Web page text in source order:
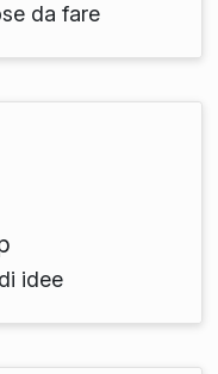
da fare
idee